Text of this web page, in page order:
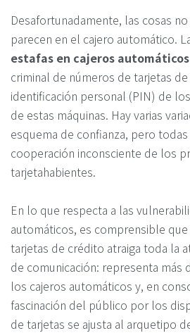
Desafortunadamente, las cosas
parecen en el cajero automático.
estafas en cajeros automáticos
criminal de números de tarjetas
identificación personal (PIN) de
de estas máquinas. Hay varias
esquema de confianza, pero
cooperación inconsciente de los
tarjetahabientes.
En lo que respecta a las
automáticos, es comprensible
tarjetas de crédito atraiga toda la
de comunicación: representa más
los cajeros automáticos y, en
fascinación del público por los
de tarjetas se ajusta al arquetipo